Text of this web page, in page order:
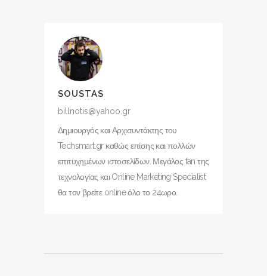
SOUSTAS
billnotis@yahoo.gr
Δημιουργός και Αρχισυντάκτης του
Techsmart.gr καθώς επίσης και πολλών
επιτυχημένων ιστοσελίδων. Μεγάλος fan της
τεχνολογίας και Online Marketing Specialist
θα τον βρείτε online όλο το 24ωρο.